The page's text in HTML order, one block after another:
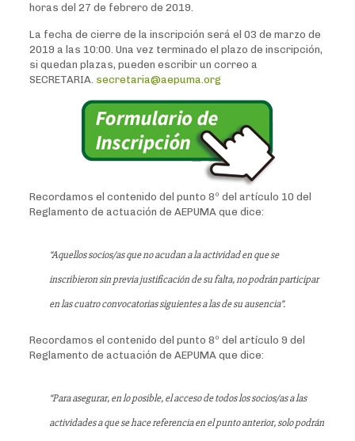
horas del 27 de febrero de 2019.
La fecha de cierre de la inscripción será el 03 de marzo de
2019 a las 10:00. Una vez terminado el plazo de inscripción,
si quedan plazas, pueden escribir un correo a
SECRETARIA. secretaria@aepuma.org
Recordamos el contenido del punto 8º del artículo 10 del
Reglamento de actuación de AEPUMA que dice:
“Aquellos socios/as que no acudan a la actividad en que se
inscribieron sin previa justificación de su falta, no podrán participar
en las cuatro convocatorias siguientes a las de su ausencia”.
Recordamos el contenido del punto 8º del artículo 9 del
Reglamento de actuación de AEPUMA que dice:
“Para asegurar, en lo posible, el acceso de todos los socios/as a las
actividades a que se hace referencia en el punto anterior, solo podrán